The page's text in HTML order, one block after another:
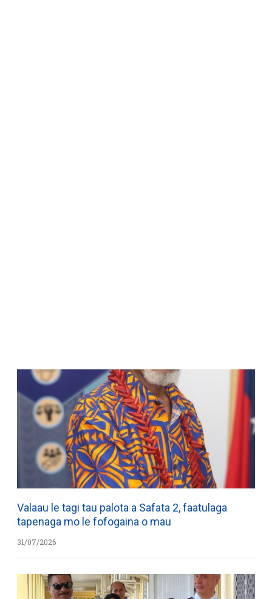
Valaau le tagi tau palota a Safata 2, faatulaga
tapenaga mo le fofogaina o mau
31/07/2026